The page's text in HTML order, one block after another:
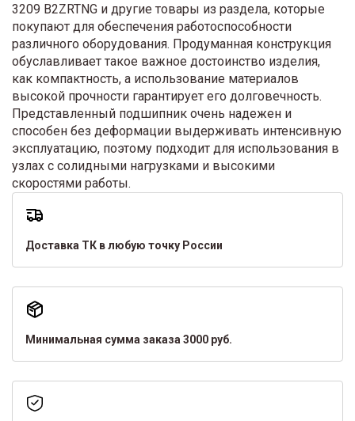
3209 B2ZRTNG и другие товары из раздела, которые
покупают для обеспечения работоспособности
различного оборудования. Продуманная конструкция
обуславливает такое важное достоинство изделия,
как компактность, а использование материалов
высокой прочности гарантирует его долговечность.
Представленный подшипник очень надежен и
способен без деформации выдерживать интенсивную
эксплуатацию, поэтому подходит для использования в
узлах с солидными нагрузками и высокими
скоростями работы.
Доставка ТК в любую точку России
Минимальная сумма заказа 3000 руб.